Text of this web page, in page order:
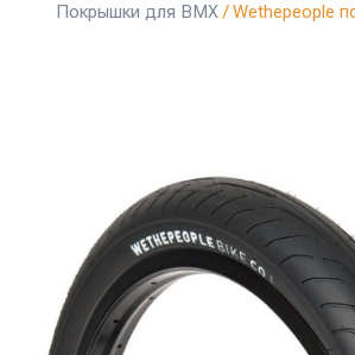
Покрышки для BMX/ Wethepeople